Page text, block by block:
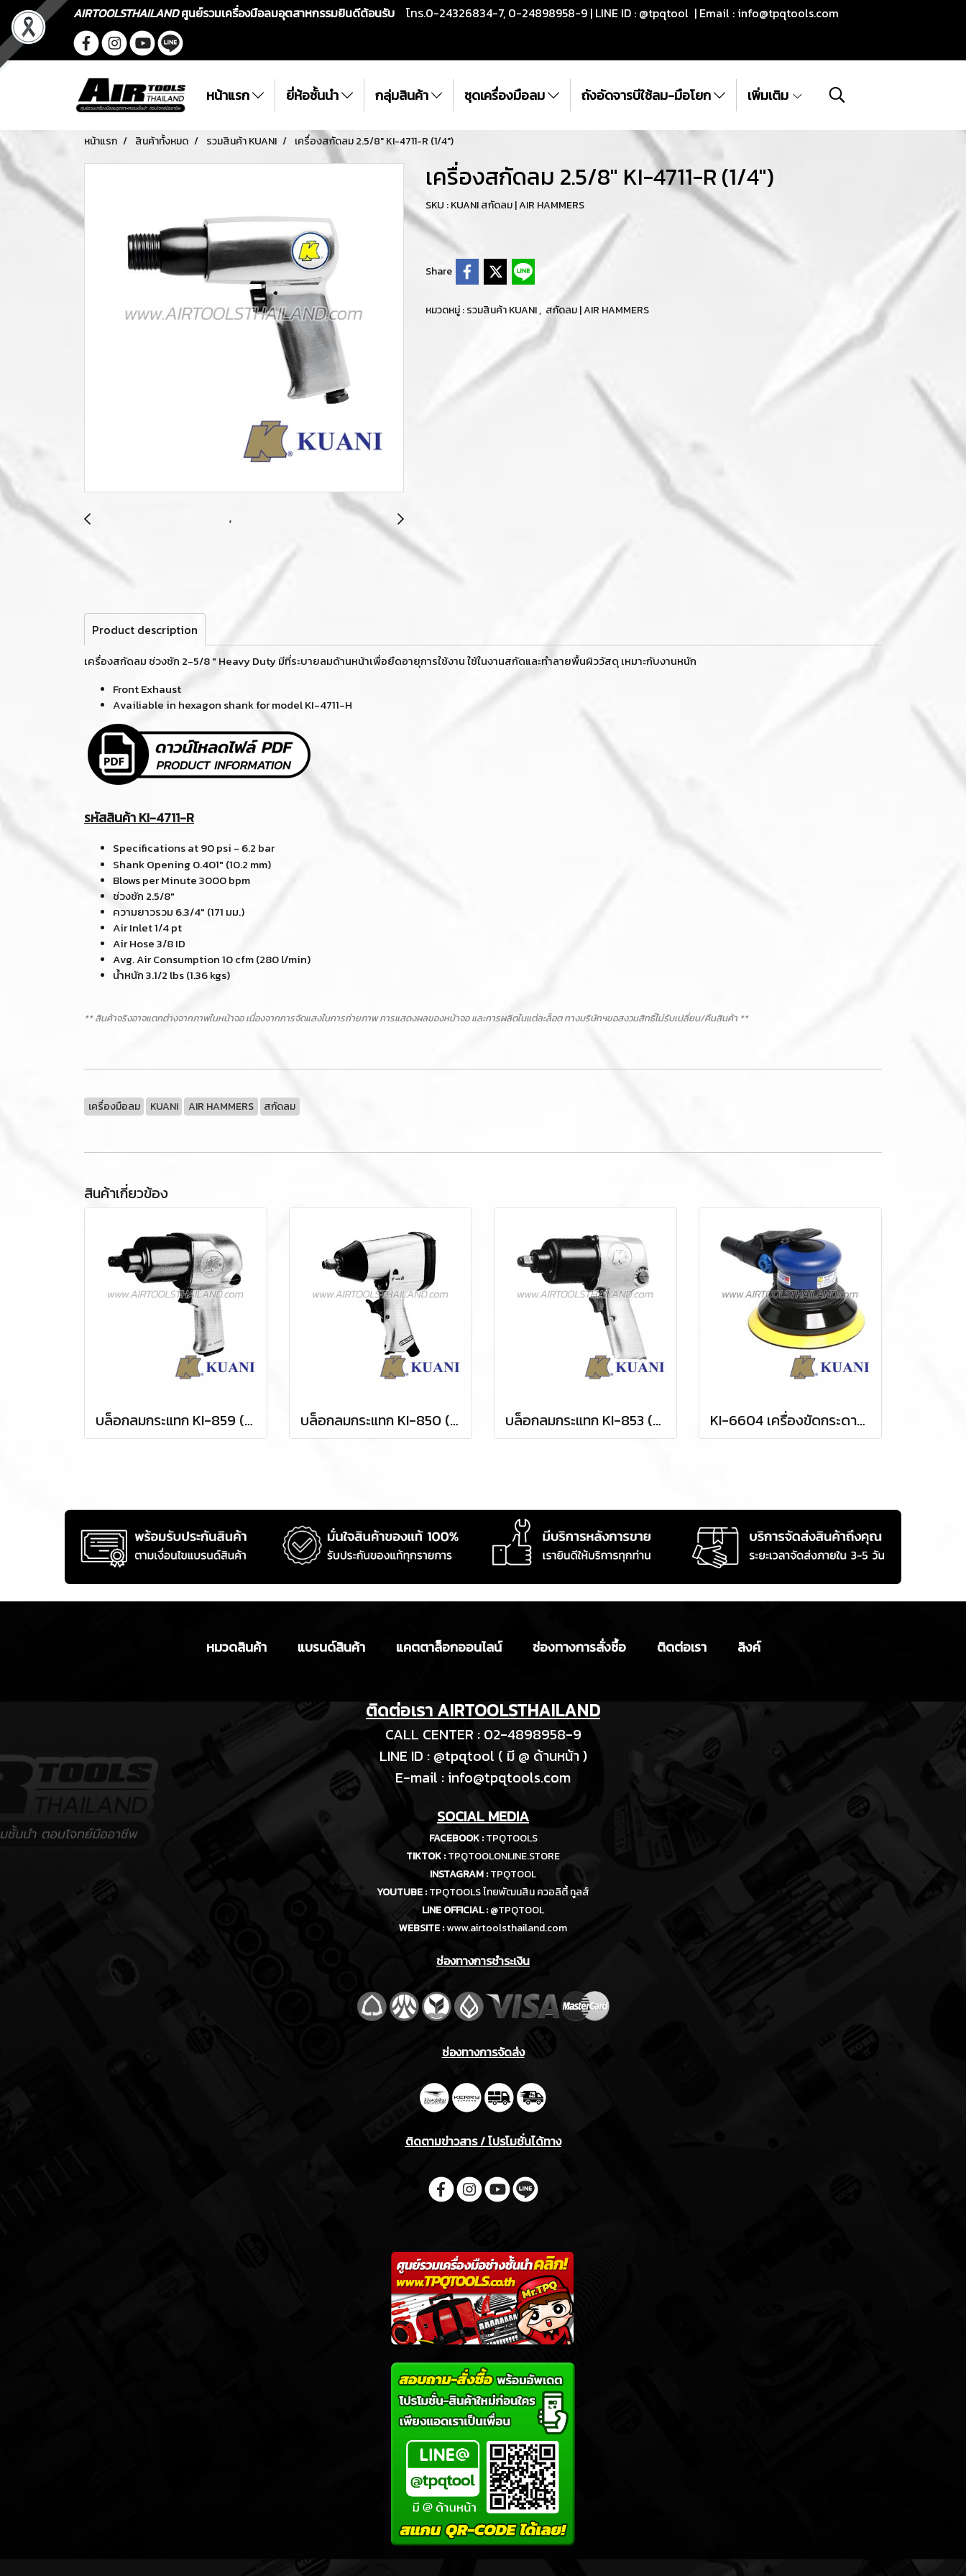
AIRTOOLSTHAILANDศูนย์รวมเครื่องมือลมอุตสาหกรรมยินดีต้อนรับ โทร.0-24326834-7, 0-24898958-9 | LINE ID : @tpqtool | Email : info@tpqtools.com
หน้าแรก ยี่ห้อชั้นนำ กลุ่มสินค้า ชุดเครื่องมือลม ถังอัดจารบีใช้ลม-มือโยก เพิ่มเติม
หน้าแรก สินค้าทั้งหมด รวมสินค้า KUANI เครื่องสกัดลม 2.5/8" KI-4711-R (1/4")
เครื่องสกัดลม 2.5/8" KI-4711-R (1/4")
SKU : KUANI สกัดลม | AIR HAMMERS
Share
หมวดหมู่ :รวมสินค้า KUANI, สกัดลม | AIR HAMMERS
Product description
เครื่องสกัดลม ช่วงชัก 2-5/8 " Heavy Duty มีที่ระบายลมด้านหน้าเพื่อยืดอายุการใช้งาน ใช้ในงานสกัดและทำลายพื้นผิววัสดุ เหมาะกับงานหนัก
Front Exhaust
Availiable in hexagon shank for model KI-4711-H
รหัสสินค้า KI-4711-R
Specifications at 90 psi - 6.2 bar
Shank Opening 0.401" (10.2 mm)
Blows per Minute 3000 bpm
ช่วงชัก 2.5/8"
ความยาวรวม 6.3/4" (171 มม.)
Air Inlet 1/4 pt
Air Hose 3/8 ID
Avg. Air Consumption 10 cfm (280 l/min)
น้ำหนัก 3.1/2 lbs (1.36 kgs)
** สินค้าจริงอาจแตกต่างจากภาพในหน้าจอ เนื่องจากการจัดแสงในการถ่ายภาพ การแสดงผลของหน้าจอ และการผลิตในแต่ละล็อต ทางบริษัทฯขอสงวนสิทธิ์ไม่รับเปลี่ยน/คืนสินค้า **
เครื่องมือลม KUANI AIR HAMMERS สกัดลม
สินค้าเกี่ยวข้อง
บล็อกลมกระแทก KI-859 (SQ.DR.1/2) บล็อกลมกระแทก KI-850 (SQ.DR.1/2) บล็อกลมกระแทก KI-853 (SQ.DR.1/2) KI-6604 เครื่องขัดกระดาษทรายลม 5 นิ้ว / 125 มม. ORBITAL
หมวดสินค้า แบรนด์สินค้า แคตตาล็อกออนไลน์ ช่องทางการสั่งซื้อ ติดต่อเรา ลิงค์
ติดต่อเรา AIRTOOLSTHAILAND
CALL CENTER : 02-4898958-9
LINE ID : @tpqtool ( มี @ ด้านหน้า )
E-mail :info@tpqtools.com
SOCIAL MEDIA
FACEBOOK : TPQTOOLS
TIKTOK :TPQTOOLONLINE.STORE
INSTAGRAM :TPQTOOL
YOUTUBE :TPQTOOLS ไทยพัฒนสิน ควอลิตี้ ทูลส์
LINE OFFICIAL :@TPQTOOL
WEBSITE :www.airtoolsthailand.com
ช่องทางการชำระเงิน
ช่องทางการจัดส่ง
ติดตามข่าวสาร / โปรโมชั่นได้ทาง